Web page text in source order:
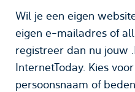
Wil je een eigen
eigen e-mailadres of
registreer dan nu jouw
InternetToday. Kies voor je bedrijfsnaam, je
persoonsnaam of